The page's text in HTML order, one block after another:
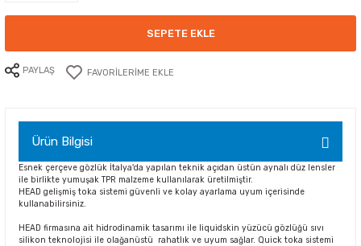
SEPETE EKLE
PAYLAŞ
Ürün Bilgisi
Esnek çerçeve gözlük İtalya'da yapılan teknik açıdan üstün aynalı düz lensler
ile birlikte yumuşak TPR malzeme kullanılarak üretilmiştir.
HEAD gelişmiş toka sistemi güvenli ve kolay ayarlama uyum içerisinde
kullanabilirsiniz.
HEAD firmasına ait hidrodinamik tasarımı ile liquidskin yüzücü gözlüğü sıvı
silikon teknolojisi ile olağanüstü rahatlık ve uyum sağlar. Quick toka sistemi